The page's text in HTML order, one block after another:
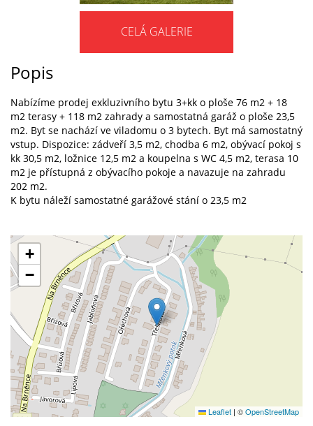
CELÁ GALERIE
Popis
Nabízíme prodej exkluzivního bytu 3+kk o ploše 76 m2 + 18
m2 terasy + 118 m2 zahrady a samostatná garáž o ploše 23,5
m2. Byt se nachází ve viladomu o 3 bytech. Byt má samostatný
vstup. Dispozice: zádveří 3,5 m2, chodba 6 m2, obývací pokoj s
kk 30,5 m2, ložnice 12,5 m2 a koupelna s WC 4,5 m2, terasa 10
m2 je přístupná z obývacího pokoje a navazuje na zahradu
202 m2.
K bytu náleží samostatné garážové stání o 23,5 m2
+
−
Leaflet | ©OpenStreetMap